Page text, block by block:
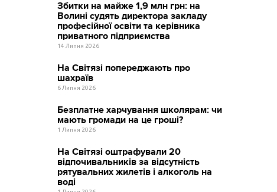
Збитки на майже 1,9 млн грн: на
Волині судять директора закладу
професійної освіти та керівника
приватного підприємства
14 Липня 2026
На Світязі попереджають про
шахраїв
6 Липня 2026
Безплатне харчування школярам: чи
мають громади на це гроші?
1 Липня 2026
На Світязі оштрафували 20
відпочивальників за відсутність
рятувальних жилетів і алкоголь на
воді